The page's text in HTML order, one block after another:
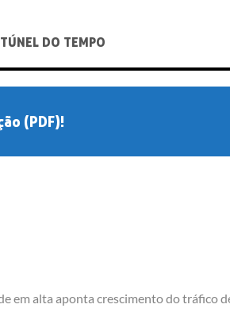
TÚNEL DO TEMPO
(PDF)!
em alta aponta crescimento do tráfico